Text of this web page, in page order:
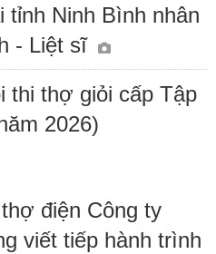
tỉnh Ninh Bình nhân
- Liệt sĩ
thi thợ giỏi cấp Tập
2026)
điện Công ty
viết tiếp hành trình